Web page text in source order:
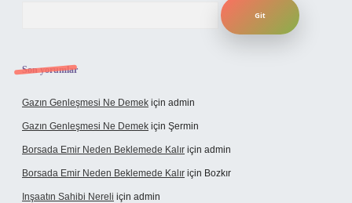
Son yorumlar
Gazın Genleşmesi Ne Demek için admin
Gazın Genleşmesi Ne Demek için Şermin
Borsada Emir Neden Beklemede Kalır için admin
Borsada Emir Neden Beklemede Kalır için Bozkır
Inşaatın Sahibi Nereli için admin